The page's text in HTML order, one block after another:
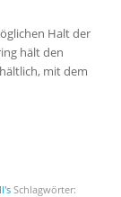
Halt der
hält den
mit dem
Schlagwörter: